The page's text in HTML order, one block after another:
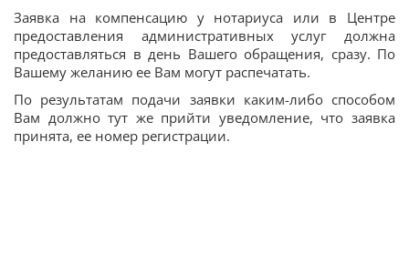
Заявка на компенсацию у нотариуса или в Центре
предоставления административных услуг должна
предоставляться в день Вашего обращения, сразу. По
Вашему желанию ее Вам могут распечатать.
По результатам подачи заявки каким-либо способом
Вам должно тут же прийти уведомление, что заявка
принята, ее номер регистрации.